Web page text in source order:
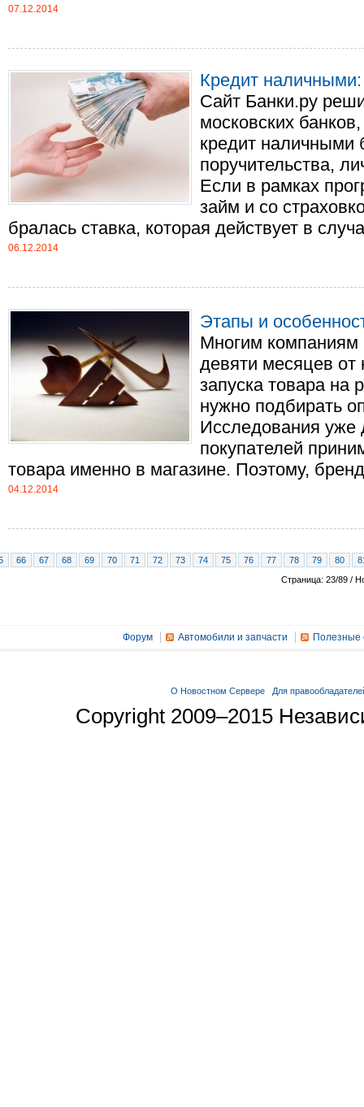
07.12.2014
Кредит
Сайт Банки.ру
московских
кредит наличными
поручительства,
Если в рамках
займ и со
бралась ставка, которая действует в
06.12.2014
Этапы и
Многим компаниям
девяти месяцев от
запуска товара на
нужно подбирать
Исследования уже
покупателей
товара именно в магазине. Поэтому,
04.12.2014
66 67 68 69 70 71 72 73 74 75 76 77 78 79 80
Страница: 23/89 /
Форум Автомобили и запчасти Полезные
О Новостном Сервере Для
Copyright 2009–2015